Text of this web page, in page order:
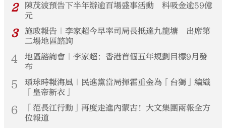
2
陳茂波預告下半年辦逾百場盛事活動 料吸金逾59億
元
3
施政報告｜李家超今早率司局長抵達九龍塘 出席第
二場地區諮詢
4
地區諮詢會｜李家超：香港首個五年規劃目標9月發
布
5
環球時報海風｜民進黨當局揮霍重金為「台獨」編織
「皇帝新衣」
6
「范長江行動」再度走進內蒙古！大文集團兩報全方
位報道